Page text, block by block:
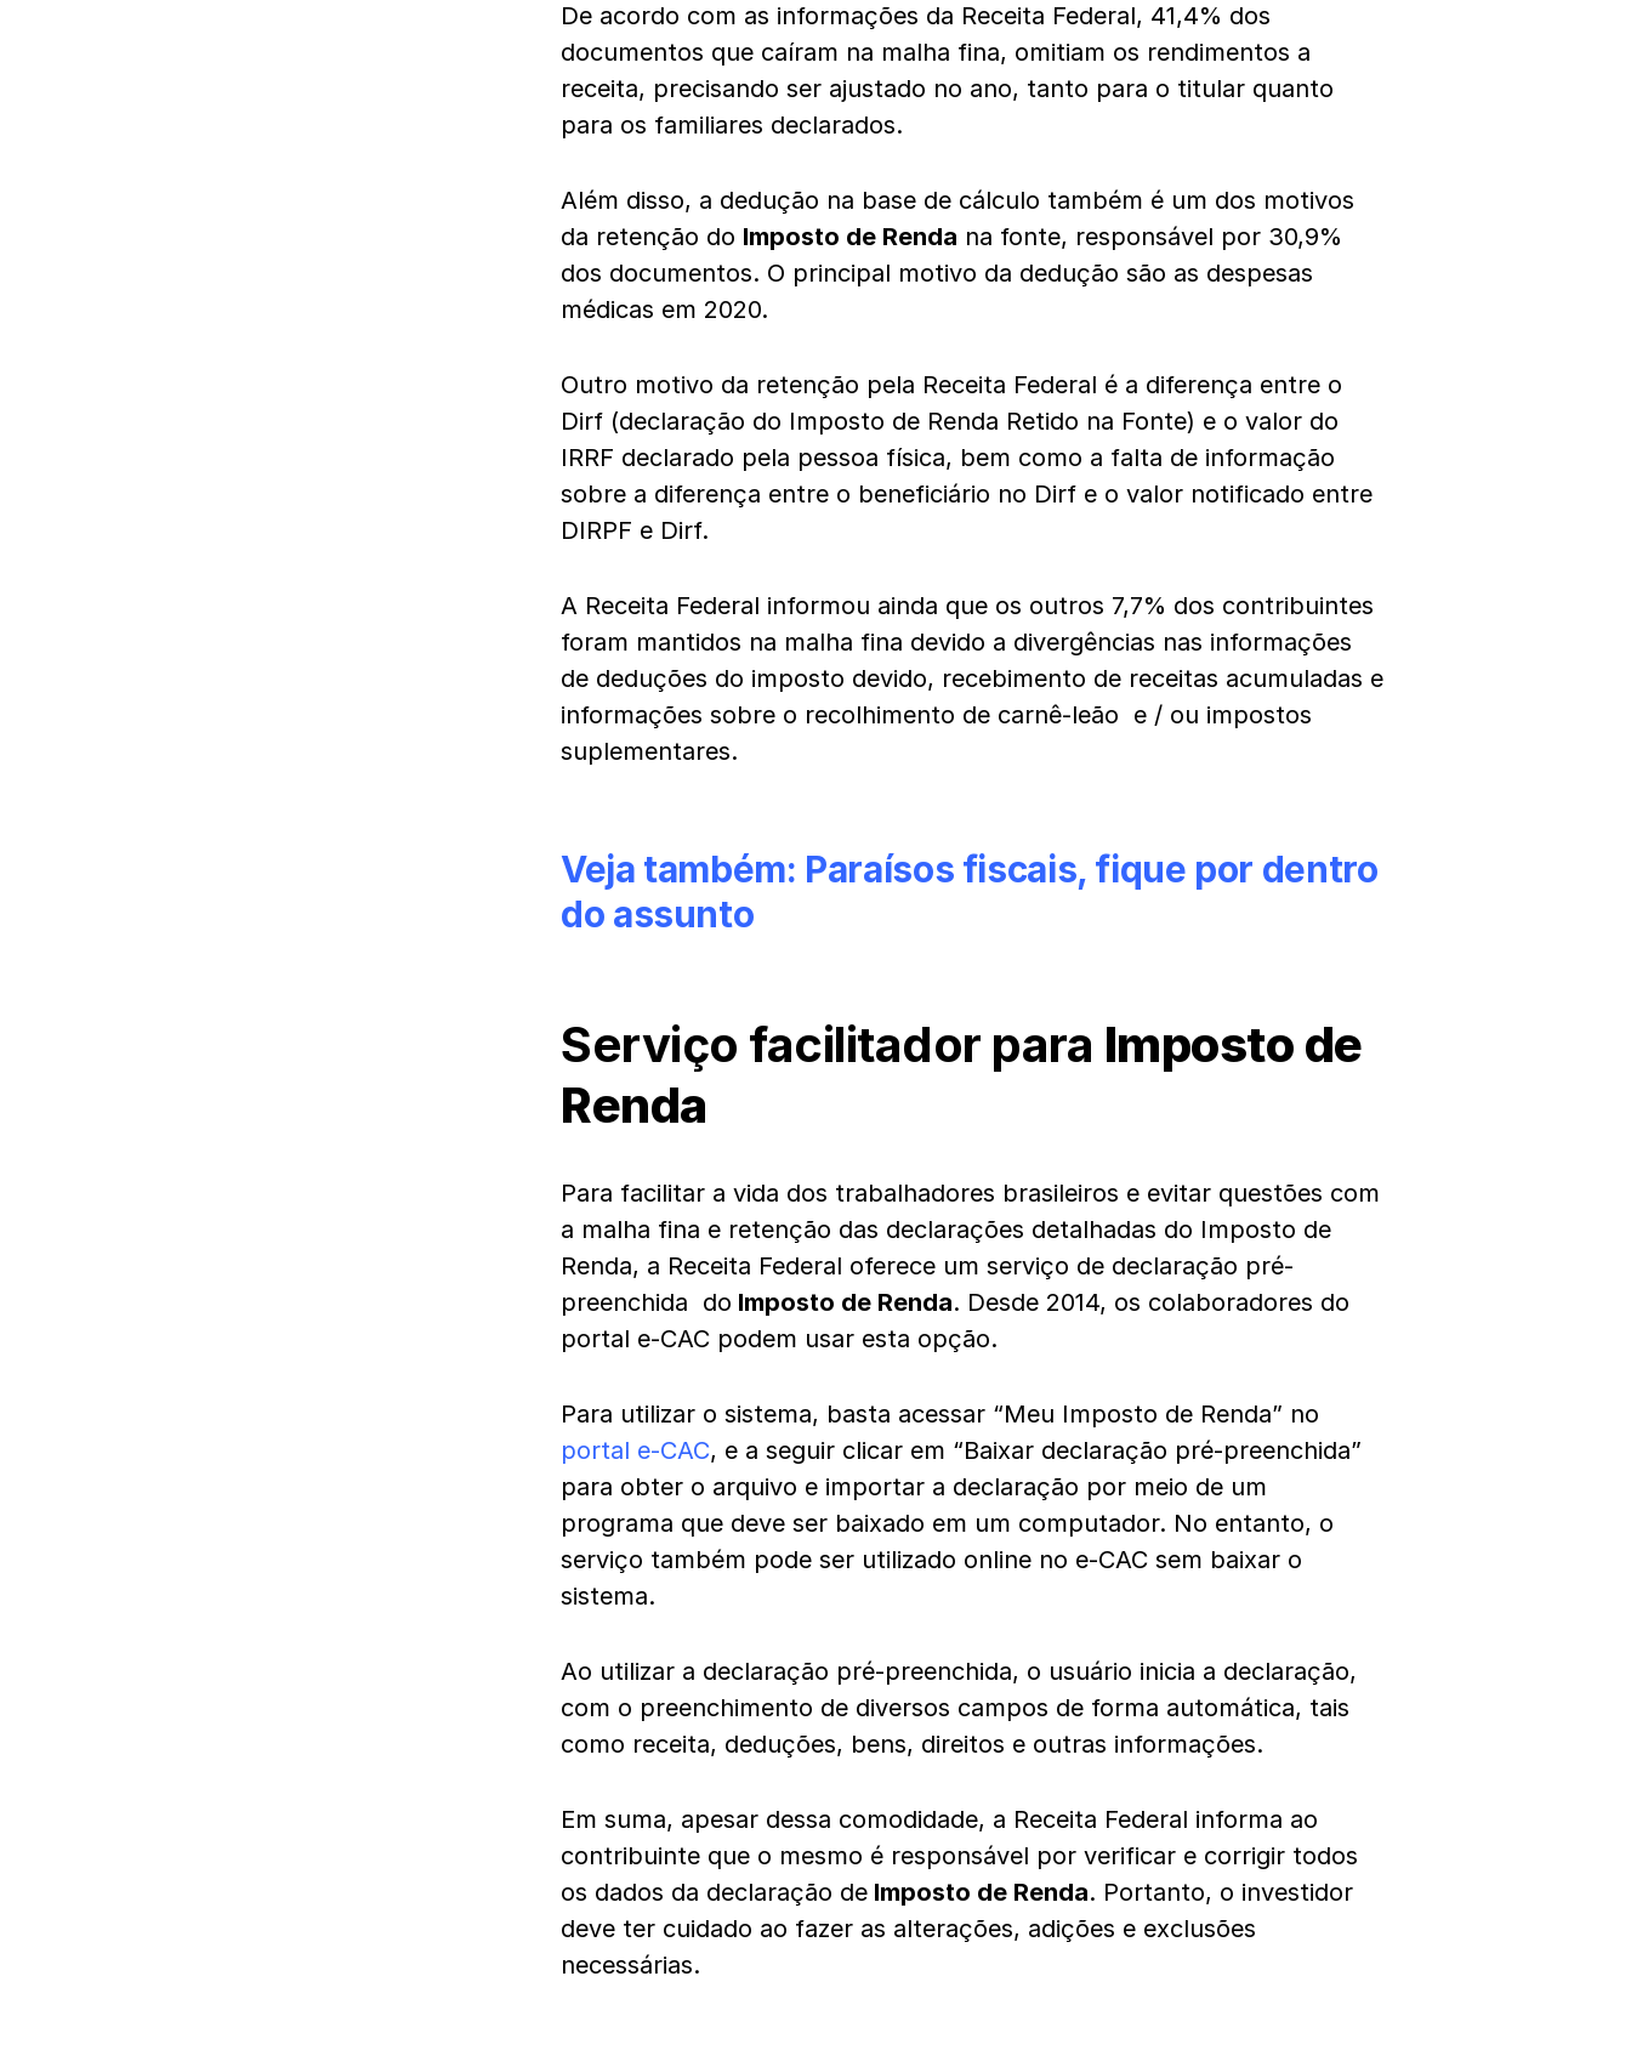
De acordo com as informações da Receita Federal, 41,4% dos
documentos que caíram na malha fina, omitiam os rendimentos a
receita, precisando ser ajustado no ano, tanto para o titular quanto
para os familiares declarados.
Além disso, a dedução na base de cálculo também é um dos motivos
da retenção do Imposto de Renda na fonte, responsável por 30,9%
dos documentos. O principal motivo da dedução são as despesas
médicas em 2020.
Outro motivo da retenção pela Receita Federal é a diferença entre o
Dirf (declaração do Imposto de Renda Retido na Fonte) e o valor do
IRRF declarado pela pessoa física, bem como a falta de informação
sobre a diferença entre o beneficiário no Dirf e o valor notificado entre
DIRPF e Dirf.
A Receita Federal informou ainda que os outros 7,7% dos contribuintes
foram mantidos na malha fina devido a divergências nas informações
de deduções do imposto devido, recebimento de receitas acumuladas e
informações sobre o recolhimento de carnê-leão e / ou impostos
suplementares.
Veja também: Paraísos fiscais, fique por dentro
do assunto
Serviço facilitador para Imposto de
Renda
Para facilitar a vida dos trabalhadores brasileiros e evitar questões com
a malha fina e retenção das declarações detalhadas do Imposto de
Renda, a Receita Federal oferece um serviço de declaração pré-
preenchida do Imposto de Renda. Desde 2014, os colaboradores do
portal e-CAC podem usar esta opção.
Para utilizar o sistema, basta acessar “Meu Imposto de Renda” no
portal e-CAC, e a seguir clicar em “Baixar declaração pré-preenchida”
para obter o arquivo e importar a declaração por meio de um
programa que deve ser baixado em um computador. No entanto, o
serviço também pode ser utilizado online no e-CAC sem baixar o
sistema.
Ao utilizar a declaração pré-preenchida, o usuário inicia a declaração,
com o preenchimento de diversos campos de forma automática, tais
como receita, deduções, bens, direitos e outras informações.
Em suma, apesar dessa comodidade, a Receita Federal informa ao
contribuinte que o mesmo é responsável por verificar e corrigir todos
os dados da declaração de Imposto de Renda. Portanto, o investidor
deve ter cuidado ao fazer as alterações, adições e exclusões
necessárias.